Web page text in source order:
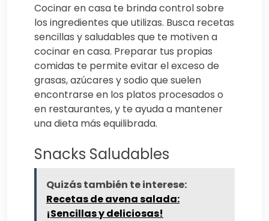
Cocinar en casa te brinda control sobre
los ingredientes que utilizas. Busca recetas
sencillas y saludables que te motiven a
cocinar en casa. Preparar tus propias
comidas te permite evitar el exceso de
grasas, azúcares y sodio que suelen
encontrarse en los platos procesados o
en restaurantes, y te ayuda a mantener
una dieta más equilibrada.
Snacks Saludables
Quizás también te interese:
Recetas de avena salada:
¡Sencillas y deliciosas!